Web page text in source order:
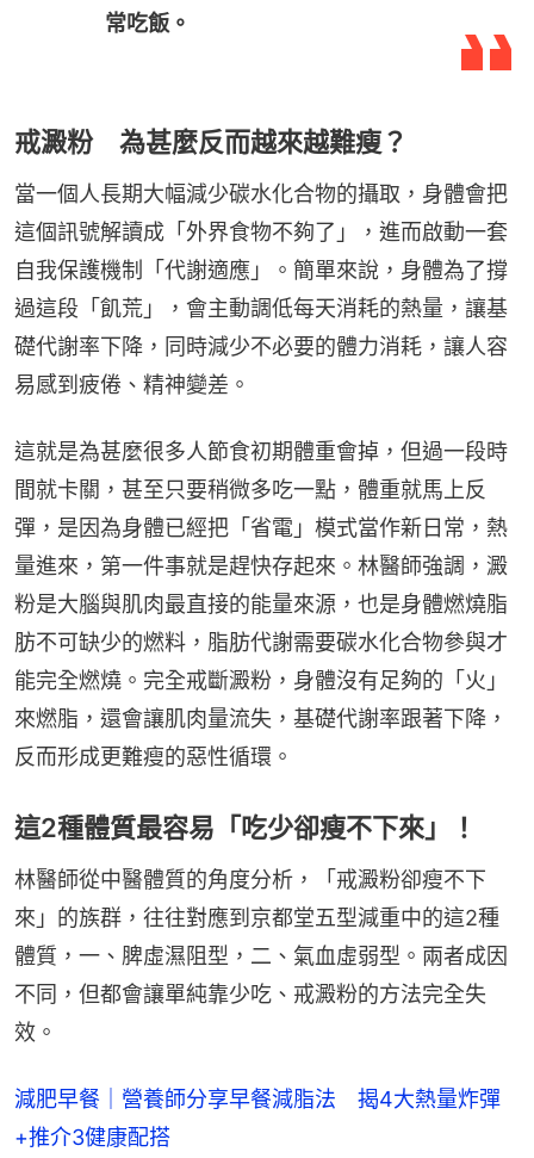
常吃飯。
戒澱粉 為甚麼反而越來越難瘦？
當一個人長期大幅減少碳水化合物的攝取，身體會把
這個訊號解讀成「外界食物不夠了」，進而啟動一套
自我保護機制「代謝適應」。簡單來說，身體為了撐
過這段「飢荒」，會主動調低每天消耗的熱量，讓基
礎代謝率下降，同時減少不必要的體力消耗，讓人容
易感到疲倦、精神變差。
這就是為甚麼很多人節食初期體重會掉，但過一段時
間就卡關，甚至只要稍微多吃一點，體重就馬上反
彈，是因為身體已經把「省電」模式當作新日常，熱
量進來，第一件事就是趕快存起來。林醫師強調，澱
粉是大腦與肌肉最直接的能量來源，也是身體燃燒脂
肪不可缺少的燃料，脂肪代謝需要碳水化合物參與才
能完全燃燒。完全戒斷澱粉，身體沒有足夠的「火」
來燃脂，還會讓肌肉量流失，基礎代謝率跟著下降，
反而形成更難瘦的惡性循環。
這2種體質最容易「吃少卻瘦不下來」！
林醫師從中醫體質的角度分析，「戒澱粉卻瘦不下
來」的族群，往往對應到京都堂五型減重中的這2種
體質，一、脾虛濕阻型，二、氣血虛弱型。兩者成因
不同，但都會讓單純靠少吃、戒澱粉的方法完全失
效。
減肥早餐｜營養師分享早餐減脂法 揭4大熱量炸彈
+推介3健康配搭